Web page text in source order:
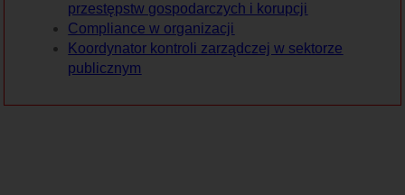
przestępstw gospodarczych i korupcji
Compliance w organizacji
Koordynator kontroli zarządczej w sektorze
publicznym